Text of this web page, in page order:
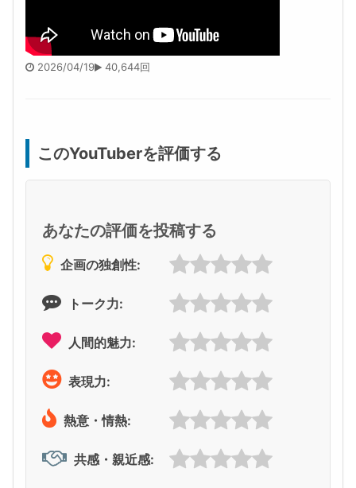
2026/04/19 40,644回
このYouTuberを評価する
あなたの評価を投稿する
企画の独創性:
トーク力:
人間的魅力:
表現力:
熱意・情熱:
共感・親近感: